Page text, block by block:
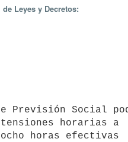
Leyes y Decretos:
horarias a
horas efectivas